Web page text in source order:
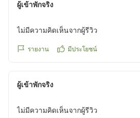
ผู้เข้าพักจริง
ไม่มีความคิดเห็นจากผู้รีวิว
รายงาน มีประโยชน์
ผู้เข้าพักจริง
ไม่มีความคิดเห็นจากผู้รีวิว